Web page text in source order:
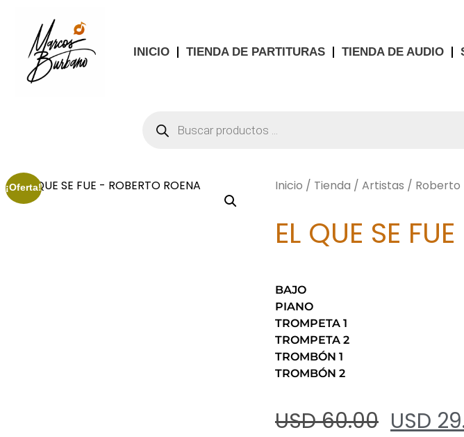
INICIO TIENDA DE PARTITURAS TIENDA DE AUDIO
¡Oferta! Inicio / Tienda / Artistas / Roberto
EL QUE SE
BAJO
PIANO
TROMPETA 1
TROMPETA 2
TROMBÓN 1
TROMBÓN 2
USD 60.00 USD